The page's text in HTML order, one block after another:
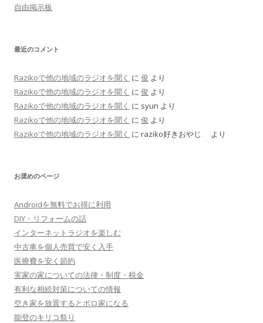
自由掲示板
最近のコメント
Razikoで他の地域のラジオを聞く に 俊 より
Razikoで他の地域のラジオを聞く に 俊 より
Razikoで他の地域のラジオを聞く に syun より
Razikoで他の地域のラジオを聞く に 俊 より
Razikoで他の地域のラジオを聞く に raziko好きおやじ より
お奨めのページ
Androidを無料でお得に利用
DIY・リフォームの話
インターネットラジオを楽しむ
中古車を個人売買で安く入手
医療費を安く節約
実家の家についての法律・制度・税金
有利な相続対策についての情報
空き家を放置するとボロ家になる
能登のキリコ祭り